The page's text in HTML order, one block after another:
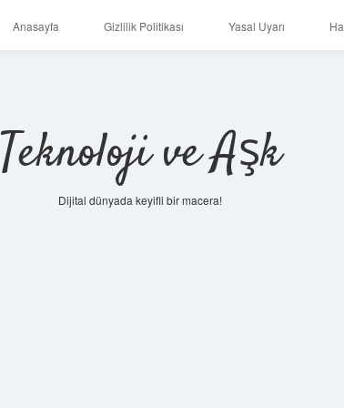
Anasayfa Gizlilik Politikası Yasal Uyarı
Teknoloji ve Aşk
Dijital dünyada keyifli bir macera!